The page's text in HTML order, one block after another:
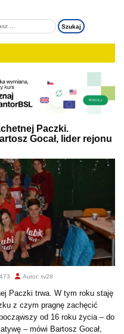
Paczki.
Gocał, lider rejonu
Autor: tv28
Paczki trwa. W tym roku staję
z czym pragnę zachęcić
od 16 roku życia – do
– mówi Bartosz Gocał,